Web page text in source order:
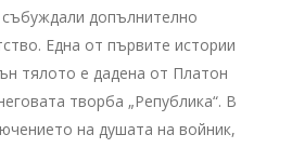
допълнително
Една от първите истории
тялото е дадена от Платон
творба „Република“. В
на душата на войник,